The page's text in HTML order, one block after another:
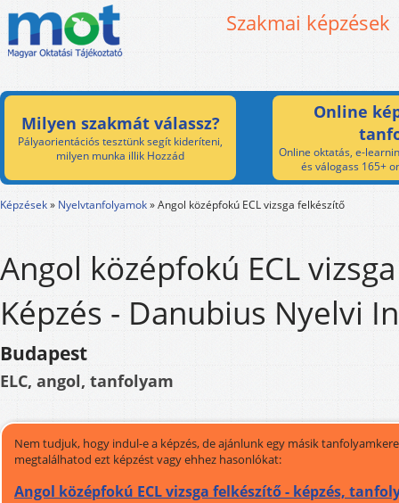
Szakmai képzések
Milyen szakmát válassz?
Pályaorientációs tesztünk segít kideríteni,
milyen munka illik Hozzád
Online
Online oktatás, e-
és válogass 165+
Képzések» Nyelvtanfolyamok»Angol középfokú ECL vizsga felkészítő
Angol középfokú ECL
Képzés - Danubius Nyelvi
Budapest
ELC, angol, tanfolyam
Nem tudjuk, hogy indul-e a képzés, de ajánlunk egy másik
megtalálhatod ezt képzést vagy ehhez hasonlókat:
Angol középfokú ECL vizsga felkészítő - képzés,